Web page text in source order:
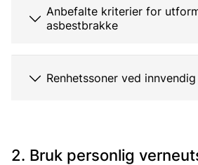
Anbefalte kriterier for
asbestbrakke
Renhetssoner ved
2. Bruk personlig